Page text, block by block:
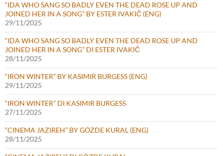
“IDA WHO SANG SO BADLY EVEN THE DEAD ROSE UP AND
JOINED HER IN A SONG” BY ESTER IVAKIČ (ENG)
29/11/2025
“IDA WHO SANG SO BADLY EVEN THE DEAD ROSE UP AND
JOINED HER IN A SONG” DI ESTER IVAKIČ
28/11/2025
“IRON WINTER” BY KASIMIR BURGESS (ENG)
29/11/2025
“IRON WINTER” DI KASIMIR BURGESS
27/11/2025
“CINEMA JAZIREH” BY GÖZDE KURAL (ENG)
28/11/2025